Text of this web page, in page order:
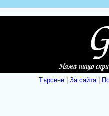
Търсене| За сайта|